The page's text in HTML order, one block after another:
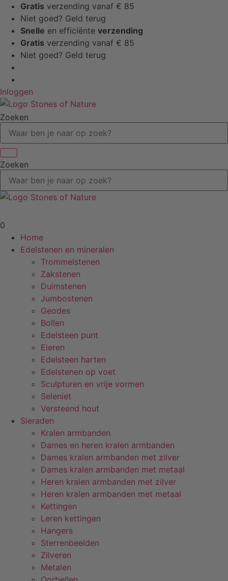
naar
inhoud
Gratis verzending vanaf € 85
Niet goed? Geld terug
Snelle en efficiënte verzending
Gratis verzending vanaf € 85
Niet goed? Geld terug
Inloggen
Zoeken
Zoeken
0
Home
Edelstenen en mineralen
Trommelstenen
Zakstenen
Duimstenen
Jumbostenen
Geodes
Bollen
Edelsteen punt
Eieren
Edelsteen harten
Edelstenen op voet
Sculpturen en vrije vormen
Seleniet
Versteend hout
Sieraden
Kralen armbanden
Dames en heren kralen armbanden
Dames kralen armbanden met zilver
Dames kralen armbanden met metaal
Heren kralen armbanden met zilver
Heren kralen armbanden met metaal
Kettingen
Leren kettingen
Hangers
Sterrenbeelden
Zilveren
Metalen